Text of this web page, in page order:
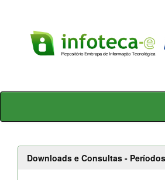
Skip
Downloads e Consultas -